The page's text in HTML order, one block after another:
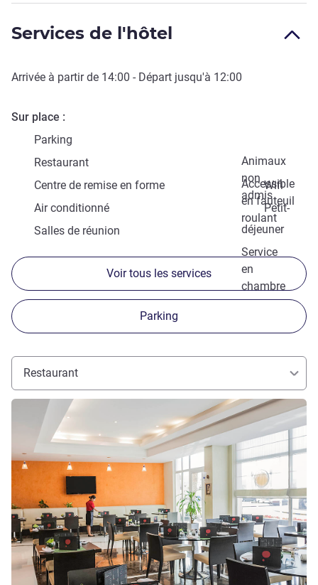
Services de l'hôtel
Arrivée à partir de 14:00 - Départ jusqu'à 12:00
Sur place
Parking
Animaux
non
admis
Restaurant
Accessible
en fauteuil
roulant
Centre de remise en forme
Wifi
Air conditionné
Petit-
déjeuner
Salles de réunion
Service
en
chambre
Voir tous les services
Parking
Restaurant
Voir les détails